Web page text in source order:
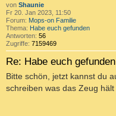
von Shaunie
Fr 20. Jan 2023, 11:50
Forum: Mops-on Familie
Thema: Habe euch gefunden
Antworten: 56
Zugriffe: 7159469
Re: Habe euch gefunden
Bitte schön, jetzt kannst du
schreiben was das Zeug